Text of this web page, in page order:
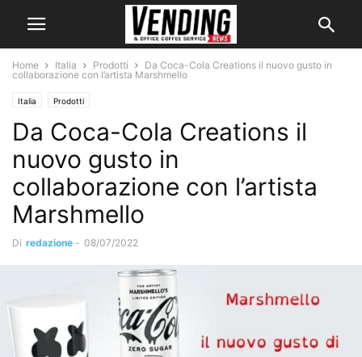
Home Italia Prodotti
Da Coca-Cola Creations il nuovo gusto in
collaborazione con l’artista Marshmello
Italia Prodotti
Da Coca-Cola Creations il
nuovo gusto in
collaborazione con l’artista
Marshmello
Di redazione - 08/07/2022